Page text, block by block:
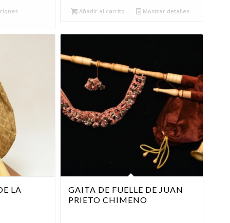
hasta
Añadir al carrito Mostrar detalles
LA
GAITA DE FUELLE DE JUAN
PRIETO CHIMENO